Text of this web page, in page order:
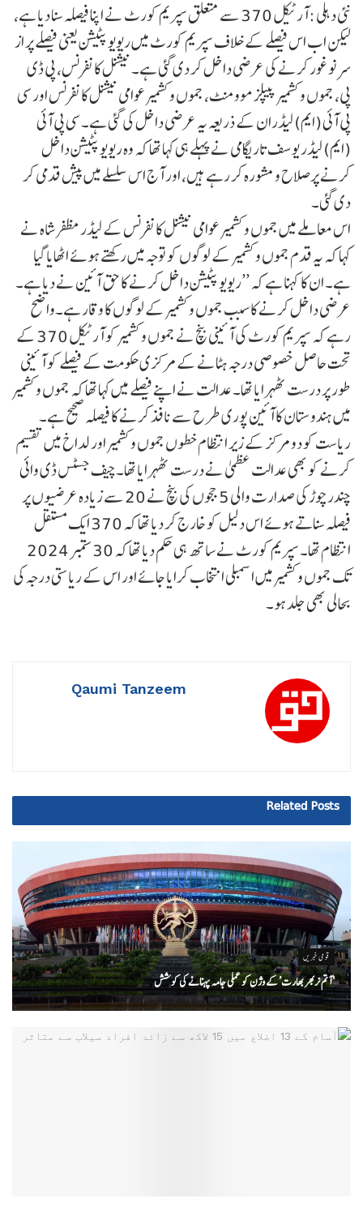
نئی دہلی :آرٹیکل 370 سے متعلق سپریم کورٹ نے اپنا فیصلہ سنا دیا ہے،
لیکن اب اس فیصلے کے خلاف سپریم کورٹ میں ریویو پٹیشن یعنی فیصلے پر از
سر نو غور کرنے کی عرضی داخل کر دی گئی ہے۔ نیشنل کانفرنس، پی ڈی
پی، جموں و کشمیر پیپلز موومنٹ، جموں و کشمیر عوامی نیشنل کانفرنس اور سی
پی آئی (ایم) لیڈران کے ذریعہ یہ عرضی داخل کی گئی ہے۔ سی پی آئی
(ایم) لیڈر یوسف تاریگامی نے پہلے ہی کہا تھا کہ وہ ریویو پٹیشن داخل
کرنے پر صلاح و مشورہ کر رہے ہیں، اور آج اس سلسلے میں پیش قدمی کر
دی گئی۔
اس معاملے میں جموں و کشمیر عوامی نیشنل کانفرنس کے لیڈر مظفر شاہ نے
کہا کہ یہ قدم جموں و کشمیر کے لوگوں کو توجہ میں رکھتے ہوئے اٹھایا گیا
ہے۔ ان کا کہنا ہے کہ ’’ریویو پٹیشن داخل کرنے کا حق آئین نے دیا ہے۔
عرضی داخل کرنے کا سبب جموں و کشمیر کے لوگوں کا وقار ہے۔واضح
رہے کہ سپریم کورٹ کی آئینی بنچ نے جموں و کشمیر کو آرٹیکل 370 کے
تحت حاصل خصوصی درجہ ہٹانے کے مرکزی حکومت کے فیصلے کو آئینی
طور پر درست ٹھہرایا تھا۔ عدالت نے اپنے فیصلے میں کہا تھا کہ جموں و کشمیر
میں ہندوستان کا آئین پوری طرح سے نافذ کرنے کا فیصلہ صحیح ہے۔
ریاست کو دو مرکز کے زیر انتظام خطوں جموں و کشمیر اور لداخ میں تقسیم
کرنے کو بھی عدالت عظمیٰ نے درست ٹھہرایا تھا۔چیف جسٹس ڈی وائی
چندرچوڑ کی صدارت والی 5 ججوں کی بنچ نے 20 سے زیادہ عرضیوں پر
فیصلہ سناتے ہوئے اس دلیل کو خارج کر دیا تھا کہ 370 ایک مستقل
انتظام تھا۔ سپریم کورٹ نے ساتھ ہی حکم دیا تھا کہ 30 ستمبر 2024
تک جموں و کشمیر میں اسمبلی انتخاب کرایا جائے اور اس کے ریاستی درجہ کی
بحالی بھی جلد ہو۔
Qaumi Tanzeem
Related Posts
قومی خبریں
‘ آتم نربھر بھارت’ کے وژن کو عملی جامہ پہنانے کی کوشش